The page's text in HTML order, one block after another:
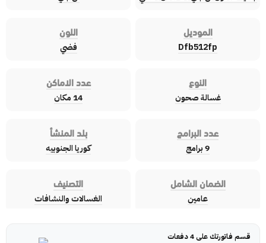
الموديل
Dfb512fp
اللون
فضي
النوع
غسالة صحون
عدد الاماكن
14 مكان
عدد البرامج
9 برامج
بلد المنشأ
كوريا الجنوبيه
الضمان الشامل
عامين
التصنيف
الغسالات والنشافات
قسم فاتورتك على 4 دفعات